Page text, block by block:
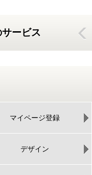
ービス
マイページ登録
デザイン